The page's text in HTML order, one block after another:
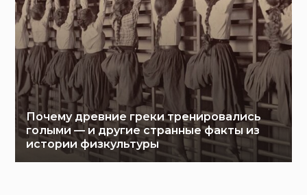
Почему древние греки тренировались
голыми — и другие странные факты из
истории физкультуры